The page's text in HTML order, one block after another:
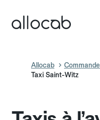
Allocab
Taxi Saint-Witz